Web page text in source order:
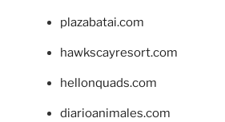
plazabatai.com
hawkscayresort.com
hellonquads.com
diarioanimales.com